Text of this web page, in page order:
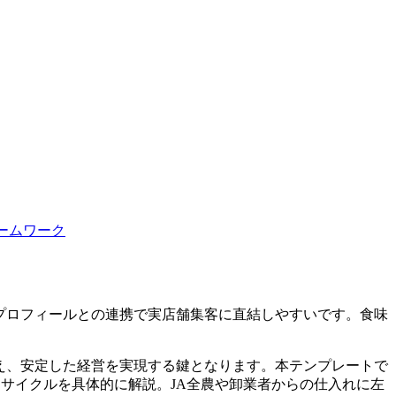
ムワーク
フィールとの連携で実店舗集客に直結しやすいです。食味
安定した経営を実現する鍵となります。本テンプレートで
イクルを具体的に解説。JA全農や卸業者からの仕入れに左